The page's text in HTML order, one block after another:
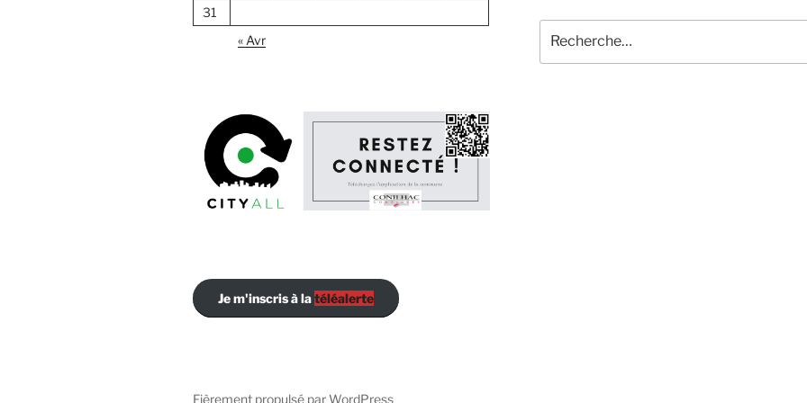
31
« Avr
Je m'inscris à latéléalerte
pour
:
Fièrement propulsé par WordPress